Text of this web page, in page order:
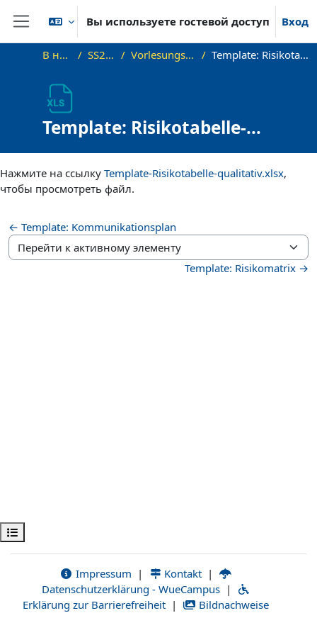
Перейти к основному содержанию
Боковая панель
Вы используете гостевой доступ Вход
Открыть оглавление курса
В начало SS23_PPP Vorlesungsunterlagen Template: Risikotabelle-qualitativ
Template: Risikotabelle-
qualitativ
Нажмите на ссылку Template-Risikotabelle-qualitativ.xlsx,
чтобы просмотреть файл.
← Template: Kommunikationsplan
Перейти к активному элементу
Template: Risikomatrix →
Impressum | Kontakt |
Datenschutzerklärung - WueCampus |
Erklärung zur Barrierefreiheit | Bildnachweise